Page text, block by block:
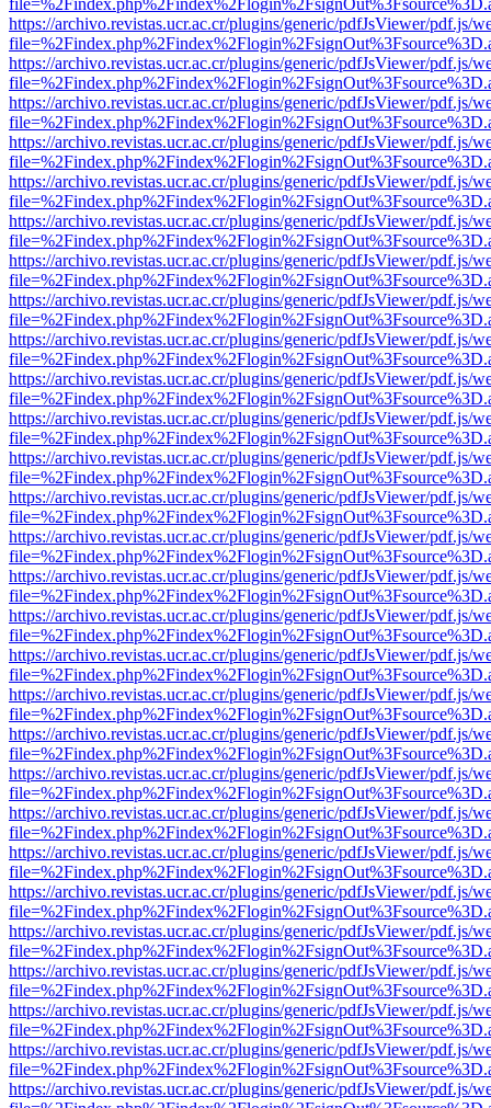
https://archivo.revistas.ucr.ac.cr/plugins/generic/pdfJsViewer/pdf.js/
https://archivo.revistas.ucr.ac.cr/plugins/generic/pdfJsViewer/pdf.js/
https://archivo.revistas.ucr.ac.cr/plugins/generic/pdfJsViewer/pdf.js/
https://archivo.revistas.ucr.ac.cr/plugins/generic/pdfJsViewer/pdf.js/
https://archivo.revistas.ucr.ac.cr/plugins/generic/pdfJsViewer/pdf.js/
https://archivo.revistas.ucr.ac.cr/plugins/generic/pdfJsViewer/pdf.js/
https://archivo.revistas.ucr.ac.cr/plugins/generic/pdfJsViewer/pdf.js/
https://archivo.revistas.ucr.ac.cr/plugins/generic/pdfJsViewer/pdf.js/
https://archivo.revistas.ucr.ac.cr/plugins/generic/pdfJsViewer/pdf.js/
https://archivo.revistas.ucr.ac.cr/plugins/generic/pdfJsViewer/pdf.js/
https://archivo.revistas.ucr.ac.cr/plugins/generic/pdfJsViewer/pdf.js/
https://archivo.revistas.ucr.ac.cr/plugins/generic/pdfJsViewer/pdf.js/
https://archivo.revistas.ucr.ac.cr/plugins/generic/pdfJsViewer/pdf.js/
https://archivo.revistas.ucr.ac.cr/plugins/generic/pdfJsViewer/pdf.js/
https://archivo.revistas.ucr.ac.cr/plugins/generic/pdfJsViewer/pdf.js/
https://archivo.revistas.ucr.ac.cr/plugins/generic/pdfJsViewer/pdf.js/
https://archivo.revistas.ucr.ac.cr/plugins/generic/pdfJsViewer/pdf.js/
https://archivo.revistas.ucr.ac.cr/plugins/generic/pdfJsViewer/pdf.js/
https://archivo.revistas.ucr.ac.cr/plugins/generic/pdfJsViewer/pdf.js/
https://archivo.revistas.ucr.ac.cr/plugins/generic/pdfJsViewer/pdf.js/
https://archivo.revistas.ucr.ac.cr/plugins/generic/pdfJsViewer/pdf.js/
https://archivo.revistas.ucr.ac.cr/plugins/generic/pdfJsViewer/pdf.js/
https://archivo.revistas.ucr.ac.cr/plugins/generic/pdfJsViewer/pdf.js/
https://archivo.revistas.ucr.ac.cr/plugins/generic/pdfJsViewer/pdf.js/
https://archivo.revistas.ucr.ac.cr/plugins/generic/pdfJsViewer/pdf.js/
https://archivo.revistas.ucr.ac.cr/plugins/generic/pdfJsViewer/pdf.js/
https://archivo.revistas.ucr.ac.cr/plugins/generic/pdfJsViewer/pdf.js/
https://archivo.revistas.ucr.ac.cr/plugins/generic/pdfJsViewer/pdf.js/